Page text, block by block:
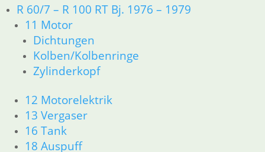
R 60/7 – R 100 RT Bj. 1976 – 1979
11 Motor
Dichtungen
Kolben/Kolbenringe
Zylinderkopf
12 Motorelektrik
13 Vergaser
16 Tank
18 Auspuff